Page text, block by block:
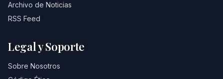
Archivo de Noticias
RSS Feed
Legal y Soporte
Sobre Nosotros